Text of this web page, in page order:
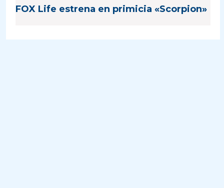
FOX Life estrena en primicia «Scorpion»